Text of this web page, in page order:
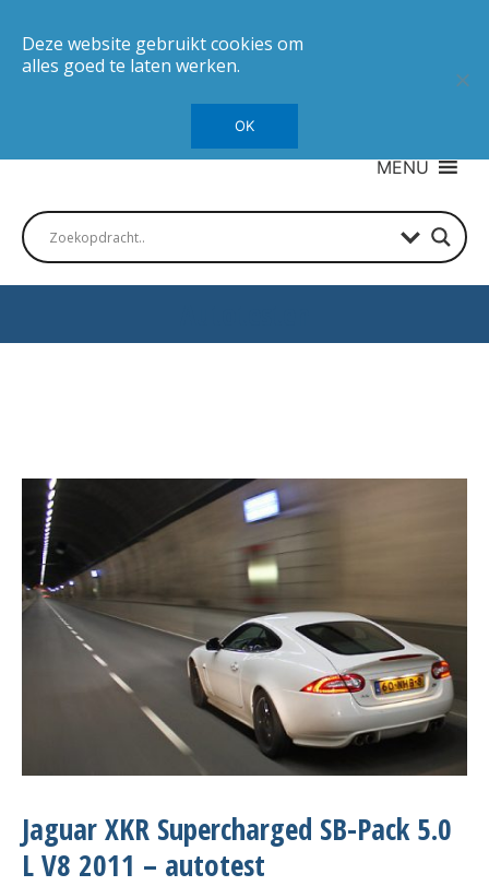
MENU
Jaguar XKR Supercharged SB-Pack 5.0
L V8 2011 – autotest
Deze website gebruikt cookies om
alles goed te laten werken.
OK